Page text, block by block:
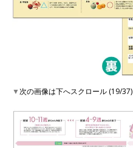
▼次の画像は下へスクロール (19/37)